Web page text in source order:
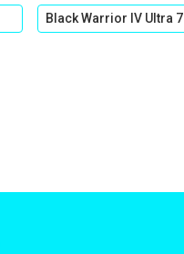
Black Warrior IV Ultra 7